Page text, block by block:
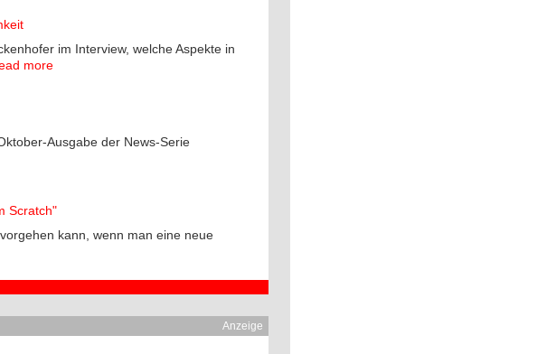
im Interview, welche Aspekte in
more
Ausgabe der News-Serie
Scratch"
kann, wenn man eine neue
Anzeige